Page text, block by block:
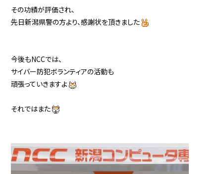
その功績が評価され、
先日新潟県警の方より、感謝状を頂きました
今後もNCCでは、
サイバー防犯ボランティアの活動も
頑張っていきますよ
それではまた